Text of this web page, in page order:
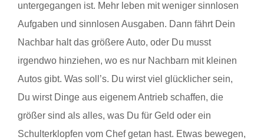
untergegangen ist. Mehr leben mit weniger sinnlosen
Aufgaben und sinnlosen Ausgaben. Dann fährt Dein
Nachbar halt das größere Auto, oder Du musst
irgendwo hinziehen, wo es nur Nachbarn mit kleinen
Autos gibt. Was soll’s. Du wirst viel glücklicher sein,
Du wirst Dinge aus eigenem Antrieb schaffen, die
größer sind als alles, was Du für Geld oder ein
Schulterklopfen vom Chef getan hast. Etwas bewegen,